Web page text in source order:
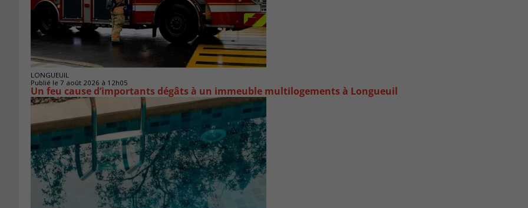
LONGUEUIL
Publié le 7 août 2026 à 12h05
Un feu cause d’importants dégâts à un immeuble multilogements à Longueuil